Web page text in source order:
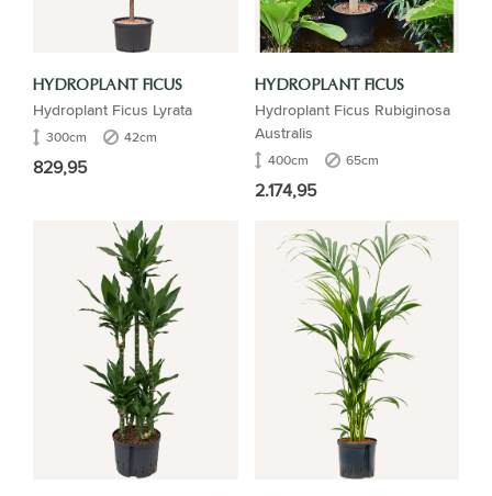
HYDROPLANT FICUS
Hydroplant Ficus Lyrata
300cm 42cm
829,95
HYDROPLANT FICUS
Hydroplant Ficus Rubiginosa
Australis
400cm 65cm
2.174,95